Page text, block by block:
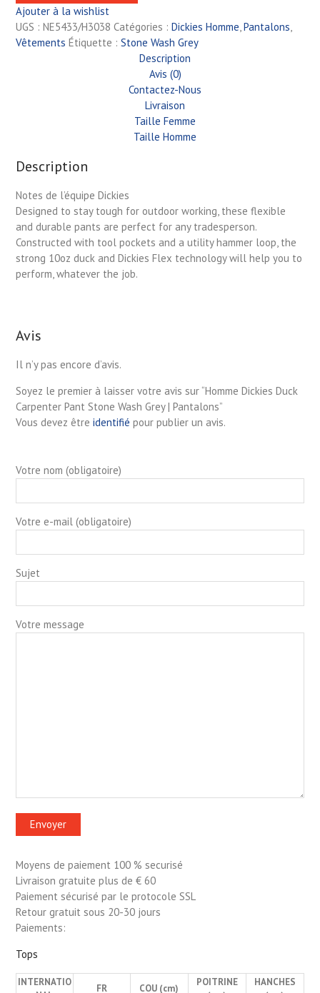
Ajouter à la wishlist
UGS : NE5433/H3038 Catégories : Dickies Homme,Pantalons,
Vêtements Étiquette : Stone Wash Grey
Description
Avis (0)
Contactez-Nous
Livraison
Taille Femme
Taille Homme
Description
Notes de l’équipe Dickies
Designed to stay tough for outdoor working, these flexible
and durable pants are perfect for any tradesperson.
Constructed with tool pockets and a utility hammer loop, the
strong 10oz duck and Dickies Flex technology will help you to
perform, whatever the job.
Avis
Il n’y pas encore d’avis.
Soyez le premier à laisser votre avis sur “Homme Dickies Duck
Carpenter Pant Stone Wash Grey | Pantalons”
Vous devez être identifié pour publier un avis.
Votre nom (obligatoire)
Votre e-mail (obligatoire)
Sujet
Votre message
Moyens de paiement 100 % securisé
Livraison gratuite plus de € 60
Paiement sécurisé par le protocole SSL
Retour gratuit sous 20-30 jours
Paiements:
Tops
INTERNATIO
FR COU (cm)
POITRINE
HANCHES